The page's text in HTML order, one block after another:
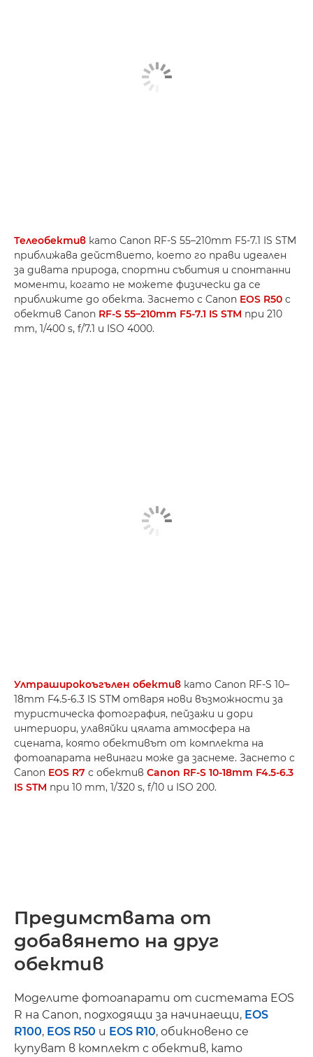
Телеобектив като Canon RF-S 55–210mm F5-7.1 IS STM
приближава действието, което го прави идеален
за дивата природа, спортни събития и спонтанни
моменти, когато не можете физически да се
приближите до обекта. Заснето с Canon EOS R50 с
обектив Canon RF-S 55–210mm F5-7.1 IS STM при 210
mm, 1/400 s, f/7.1 и ISO 4000.
Ултраширокоъгълен обектив като Canon RF-S 10–
18mm F4.5-6.3 IS STM отваря нови възможности за
туристическа фотография, пейзажи и дори
интериори, улавяйки цялата атмосфера на
сцената, която обективът от комплекта на
фотоапарата невинаги може да заснеме. Заснето с
Canon EOS R7 с обектив Canon RF-S 10-18mm F4.5-6.3
IS STM при 10 mm, 1/320 s, f/10 и ISO 200.
Предимствата от
добавянето на друг
обектив
Моделите фотоапарати от системата EOS
R на Canon, подходящи за начинаещи, EOS
R100, EOS R50 и EOS R10, обикновено се
купуват в комплект с обектив, като